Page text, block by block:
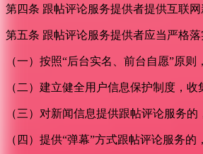
第四条 跟帖评论服务提供者提供互联
第五条 跟帖评论服务提供者应当严格
（一）按照“后台实名、前台自愿”原
（二）建立健全用户信息保护制度，
（三）对新闻信息提供跟帖评论服务的
（四）提供“弹幕”方式跟帖评论服务